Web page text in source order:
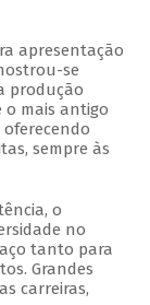
apresentação
se
produção
o mais antigo
sempre às
o
no
tanto para
Grandes
carreiras,